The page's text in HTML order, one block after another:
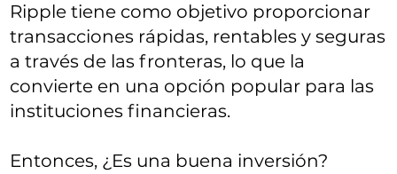
Ripple tiene como objetivo proporcionar
transacciones rápidas, rentables y seguras
a través de las fronteras, lo que la
convierte en una opción popular para las
instituciones financieras.
Entonces, ¿Es una buena inversión?